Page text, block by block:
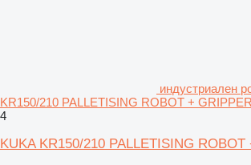
индустриален
KR150/210 PALLETISING ROBOT + GRIPPER
4
KUKA KR150/210 PALLETISING ROBOT